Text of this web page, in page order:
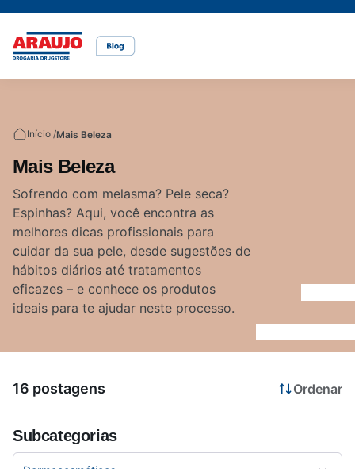
Cuidados com o pet
Rações
Cuidados com a pele
Cuidados com o cabelo
Dermocosméticos
Alimentação
Dicas de cuidados
Fraldas
Alimentação saudável
Bem-estar
Canetas para obesidade
Medicamentos
Saúde da mulher
Saúde do homem
Acesse o site da Araujo
Início /Mais Beleza
Mais Beleza
Sofrendo com melasma? Pele seca?
Espinhas? Aqui, você encontra as
melhores dicas profissionais para
cuidar da sua pele, desde sugestões de
hábitos diários até tratamentos
eficazes – e conhece os produtos
ideais para te ajudar neste processo.
16 postagens Ordenar
Subcategorias